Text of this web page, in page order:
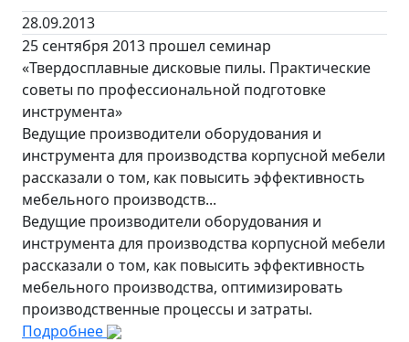
28.09.2013
25 сентября 2013 прошел семинар
«Твердосплавные дисковые пилы. Практические
советы по профессиональной подготовке
инструмента»
Ведущие производители оборудования и
инструмента для производства корпусной мебели
рассказали о том, как повысить эффективность
мебельного производств...
Ведущие производители оборудования и
инструмента для производства корпусной мебели
рассказали о том, как повысить эффективность
мебельного производства, оптимизировать
производственные процессы и затраты.
Подробнее